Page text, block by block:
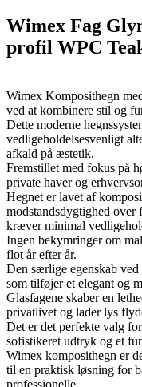
Wimex Fag
profil WPC
Wimex Komposithegn
ved at kombinere stil og
Dette moderne
vedligeholdelsesvenligt
afkald på æstetik.
Fremstillet med fokus på
private haver og
Hegnet er lavet af
modstandsdygtighed over
kræver minimal
Ingen bekymringer om
flot år efter år.
Den særlige egenskab
som tilføjer et elegant og
Glasfagene skaber en
privatlivet og lader lys
Det er det perfekte valg
sofistikeret udtryk og et
Wimex komposithegn er
til en praktisk løsning for
professionelle.